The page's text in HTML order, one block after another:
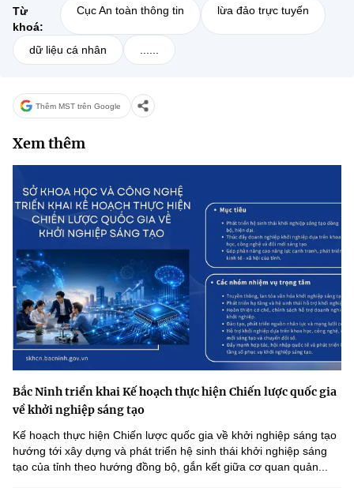
Từ
khoá:
Cục An toàn thông tin lừa đảo trực tuyến
dữ liệu cá nhân
Thêm MST trên Google
Xem thêm
Bắc Ninh triển khai Kế hoạch thực hiện Chiến lược quốc gia
về khởi nghiệp sáng tạo
Kế hoạch thực hiện Chiến lược quốc gia về khởi nghiệp sáng tạo
hướng tới xây dựng và phát triển hệ sinh thái khởi nghiệp sáng
tạo của tỉnh theo hướng đồng bộ, gắn kết giữa cơ quan quản...